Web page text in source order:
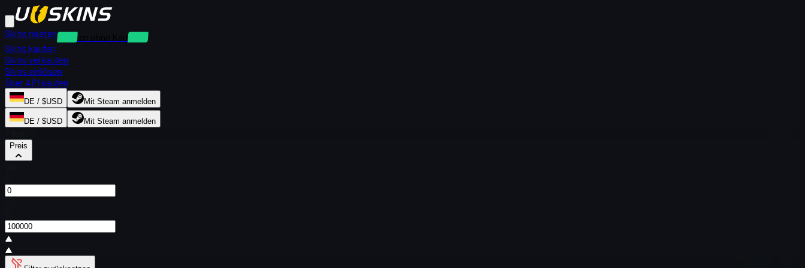
Skins mieten
Mieten ohne Kaution
Skins kaufen
Skins verkaufen
Skins einlösen
Über API kaufen
DE / $USD Mit Steam anmelden
DE / $USD Mit Steam anmelden
Preis